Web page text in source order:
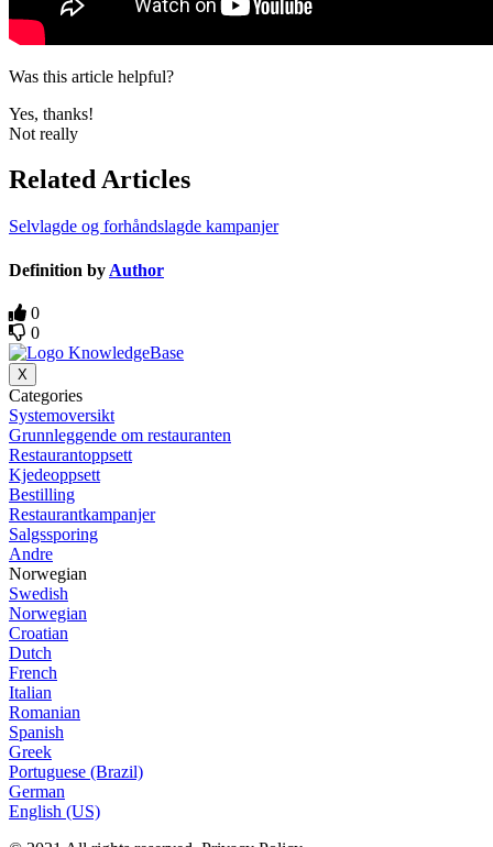
Was this article helpful?
Yes, thanks!
Not really
Related Articles
Selvlagde og forhåndslagde kampanjer
Definition by Author
0
0
X
Categories
Systemoversikt
Grunnleggende om restauranten
Restaurantoppsett
Kjedeoppsett
Bestilling
Restaurantkampanjer
Salgssporing
Andre
Norwegian
Swedish
Norwegian
Croatian
Dutch
French
Italian
Romanian
Spanish
Greek
Portuguese (Brazil)
German
English (US)